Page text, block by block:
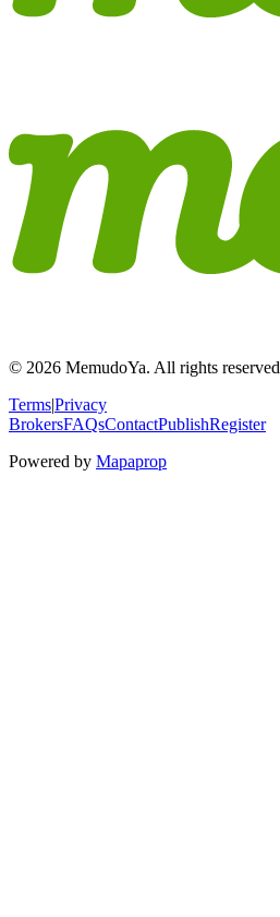
© 2026 MemudoYa. All rights reserved
Terms|Privacy
BrokersFAQsContactPublishRegister
Powered by Mapaprop